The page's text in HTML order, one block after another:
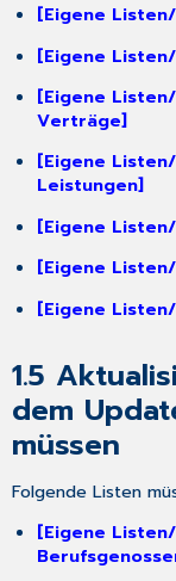
&
Änderungen
Änderungen
bei
COVID-
19-
Impfstoff,
-
und
der
19-
2.1.2
der
[Eigene
[Eigene
[Eigene
Verträge]
[Eigene
Leistungen]
[Eigene
[Eigene
[Eigene
1.5
dem
müssen
Folgende Listen
[Eigene